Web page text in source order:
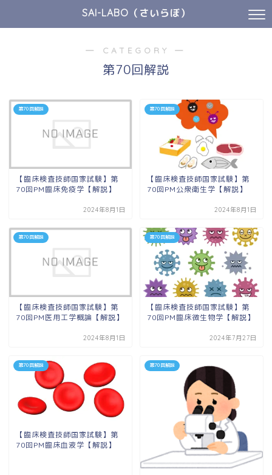
SAI-LABO（さいらぼ）
― CATEGORY ―
第70回解説
第70回解説
【臨床検査技師国家試験】第
70回PM臨床免疫学【解説】
2024年8月1日
第70回解説
【臨床検査技師国家試験】第
70回PM公衆衛生学【解説】
2024年8月1日
第70回解説
【臨床検査技師国家試験】第
70回PM医用工学概論【解説】
2024年8月1日
第70回解説
【臨床検査技師国家試験】第
70回PM臨床微生物学【解説】
2024年7月27日
第70回解説
【臨床検査技師国家試験】第
70回PM臨床血液学【解説】
第70回解説